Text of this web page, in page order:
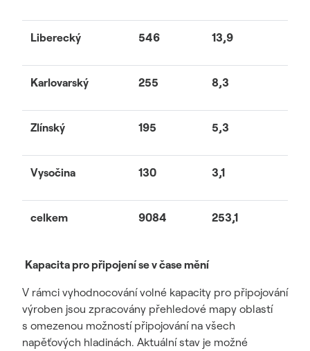
Liberecký 546 13,9
Karlovarský 255 8,3
Zlínský 195 5,3
Vysočina 130 3,1
celkem 9084 253,1
Kapacita pro připojení se v čase mění
V rámci vyhodnocování volné kapacity pro připojování
výroben jsou zpracovány přehledové mapy oblastí
s omezenou možností připojování na všech
napěťových hladinách. Aktuální stav je možné